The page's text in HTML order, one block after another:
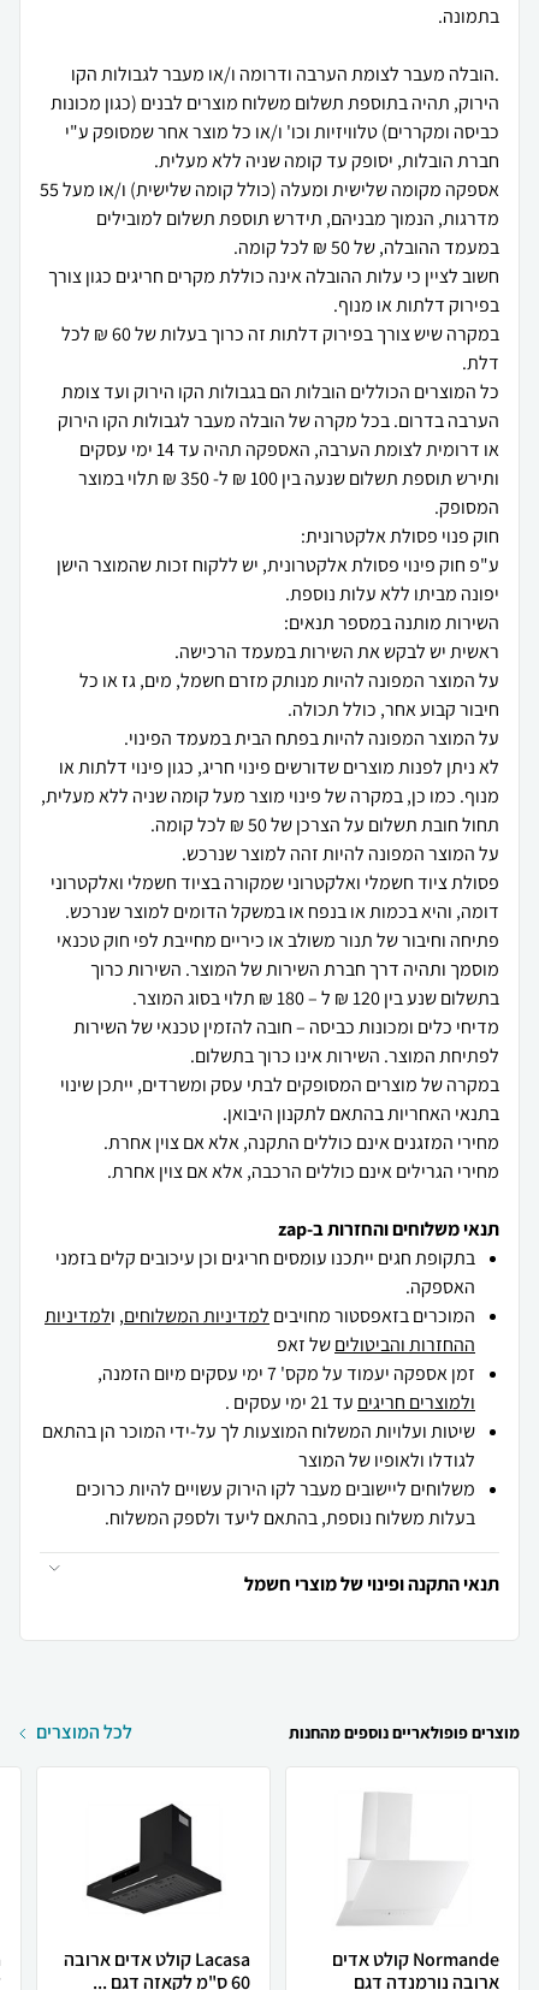
.הובלה מעבר לצומת הערבה ודרומה ו/או מעבר לגבולות הקו
הירוק, תהיה בתוספת תשלום משלוח מוצרים לבנים (כגון מכונות
כביסה ומקררים) טלוויזיות וכו' ו/או כל מוצר אחר שמסופק ע"י
אספקה מקומה שלישית ומעלה (כולל קומה שלישית) ו/או מעל 55
מדרגות, הנמוך מבניהם, תידרש תוספת תשלום למובילים
חשוב לציין כי עלות ההובלה אינה כוללת מקרים חריגים כגון צורך
במקרה שיש צורך בפירוק דלתות זה כרוך בעלות של 60 ₪ לכל
כל המוצרים הכוללים הובלות הם בגבולות הקו הירוק ועד צומת
הערבה בדרום. בכל מקרה של הובלה מעבר לגבולות הקו הירוק
או דרומית לצומת הערבה, האספקה תהיה עד 14 ימי עסקים
ותירש תוספת תשלום שנעה בין 100 ₪ ל- 350 ₪ תלוי במוצר
ע"פ חוק פינוי פסולת אלקטרונית, יש ללקוח זכות שהמוצר הישן
על המוצר המפונה להיות מנותק מזרם חשמל, מים, גז או כל
לא ניתן לפנות מוצרים שדורשים פינוי חריג, כגון פינוי דלתות או
מנוף. כמו כן, במקרה של פינוי מוצר מעל קומה שניה ללא מעלית,
פסולת ציוד חשמלי ואלקטרוני שמקורה בציוד חשמלי ואלקטרוני
פתיחה וחיבור של תנור משולב או כיריים מחייבת לפי חוק טכנאי
מוסמך ותהיה דרך חברת השירות של המוצר. השירות כרוך
מדיחי כלים ומכונות כביסה – חובה להזמין טכנאי של השירות
במקרה של מוצרים המסופקים לבתי עסק ומשרדים, ייתכן שינוי
מחירי הגרילים אינם כוללים הרכבה, אלא אם צוין אחרת.
תנאי משלוחים והחזרות ב-zap
בתקופת חגים ייתכנו עומסים חריגים וכן עיכובים קלים בזמני
האספקה.
המוכרים בזאפסטור מחויבים למדיניות המשלוחים, ולמדיניות
ההחזרות והביטוליםשל זאפ
זמן אספקה יעמוד על מקס' 7 ימי עסקים מיום הזמנה,
ולמוצרים חריגים עד 21 ימי עסקים .
שיטות ועלויות המשלוח המוצעות לך על-ידי המוכר הן בהתאם
לגודלו ולאופיו של המוצר
משלוחים ליישובים מעבר לקו הירוק עשויים להיות כרוכים
בעלות משלוח נוספת, בהתאם ליעד ולספק המשלוח.
תנאי התקנה ופינוי של מוצרי חשמל
מוצרים פופולאריים נוספים מהחנות לכל המוצרים
Normande קולט אדים
ארובה נורמנדה דגם
Lacasa קולט אדים ארובה
60 ס"מ לקאזה דגם ...